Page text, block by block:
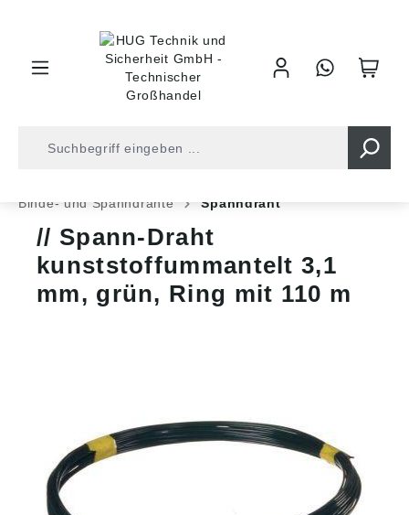
Binde- und Spanndrähte
Spanndraht
Spann-Draht
kunststoffummantelt 3,1
mm, grün, Ring mit 110 m